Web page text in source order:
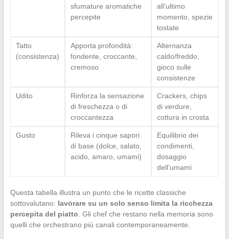
sfumature aromatiche
percepite
all’ultimo
momento, spezie
tostate
Tatto
(consistenza)
Apporta profondità:
fondente, croccante,
cremoso
Alternanza
caldo/freddo,
gioco sulle
consistenze
Udito
Rinforza la sensazione
di freschezza o di
croccantezza
Crackers, chips
di verdure,
cottura in crosta
Gusto
Rileva i cinque sapori
di base (dolce, salato,
acido, amaro, umami)
Equilibrio dei
condimenti,
dosaggio
dell’umami
Questa tabella illustra un punto che le ricette classiche
sottovalutano: lavorare su un solo senso limita la ricchezza
percepita del piatto . Gli chef che restano nella memoria sono
quelli che orchestrano più canali contemporaneamente.